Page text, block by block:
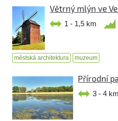
Větrný mlýn ve
1 - 1,5 km
městská architektura muzeum
Přírodní
3 - 4 km